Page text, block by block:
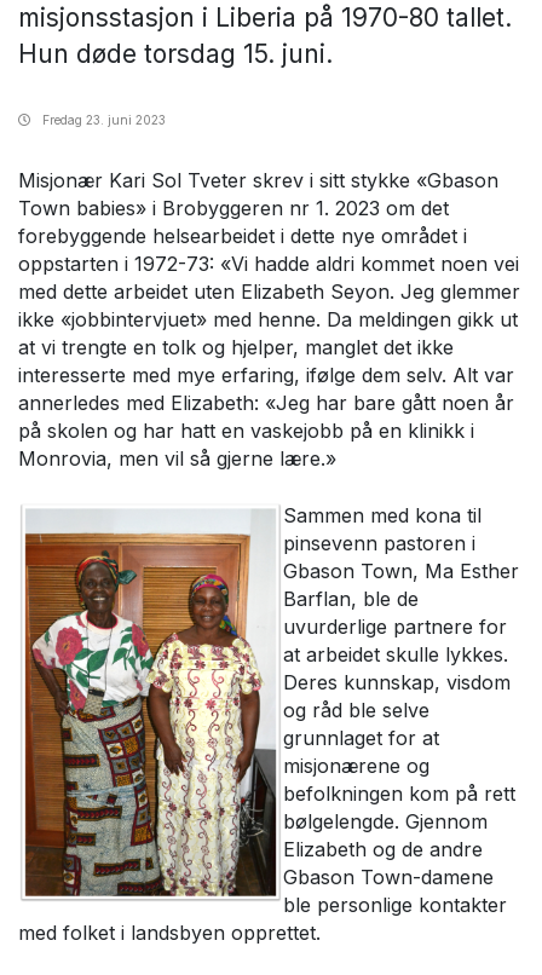
misjonsstasjon i Liberia på 1970-80 tallet.
Hun døde torsdag 15. juni.
Fredag 23. juni 2023
Misjonær Kari Sol Tveter skrev i sitt stykke «Gbason
Town babies» i Brobyggeren nr 1. 2023 om det
forebyggende helsearbeidet i dette nye området i
oppstarten i 1972-73: «Vi hadde aldri kommet noen vei
med dette arbeidet uten Elizabeth Seyon. Jeg glemmer
ikke «jobbintervjuet» med henne. Da meldingen gikk ut
at vi trengte en tolk og hjelper, manglet det ikke
interesserte med mye erfaring, ifølge dem selv. Alt var
annerledes med Elizabeth: «Jeg har bare gått noen år
på skolen og har hatt en vaskejobb på en klinikk i
Monrovia, men vil så gjerne lære.»
Sammen med kona til
pinsevenn pastoren i
Gbason Town, Ma Esther
Barflan, ble de
uvurderlige partnere for
at arbeidet skulle lykkes.
Deres kunnskap, visdom
og råd ble selve
grunnlaget for at
misjonærene og
befolkningen kom på rett
bølgelengde. Gjennom
Elizabeth og de andre
Gbason Town-damene
ble personlige kontakter
med folket i landsbyen opprettet.